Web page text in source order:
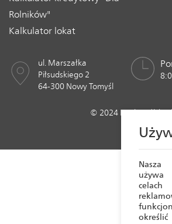
Nasza
Rolników"
Kalkulator lokat
ul. Marszałka
Piłsudskiego 2
64-300 Nowy Tomyśl
© 2024 Bank